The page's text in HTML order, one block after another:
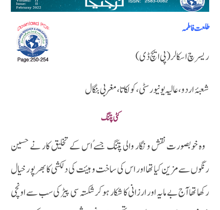
طلعت فاطمہ
ریسرچ اسکالر (پی ایچ ڈی)
شعبۂ اردو ،عالیہ یونیورسٹی،کولکاتا،مغربی بنگال
کٹی پتنگ
وہ خوبصورت نقش و نگار والی پتنگ جسے ُاس کے تخلیق کار نے حسین
رنگوں سے مزین کیا تھا اور اس کی ساخت و ہیئت کی دلکشی کا بھرپور خیال
رکھا تھا آج بے مایہ اور ارزانی کا شکار ہوکر شکستہ سی پیڑ کی سب سے اونچی